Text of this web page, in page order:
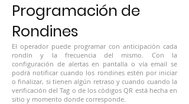
Programación de
Rondines
El operador puede programar con anticipación cada
rondín y la frecuencia del mismo. Con la
configuración de alertas en pantalla o vía email se
podrá notificar cuando los rondines estén por iniciar
o finalizar, si tienen algún retraso y cuando cuando la
verificación del Tag o de los códigos QR está hecha en
sitio y momento donde corresponde.